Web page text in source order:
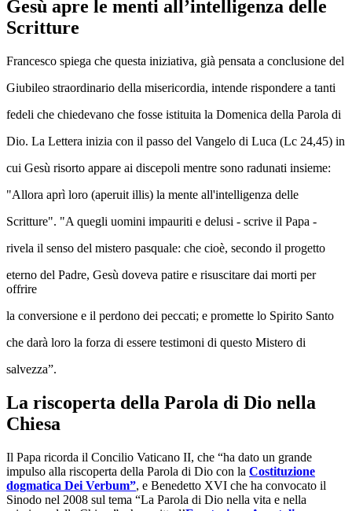
Gesù apre le menti all’intelligenza delle
Scritture
Francesco spiega che questa iniziativa, già pensata a conclusione del
Giubileo straordinario della misericordia, intende rispondere a tanti
fedeli che chiedevano che fosse istituita la Domenica della Parola di
Dio. La Lettera inizia con il passo del Vangelo di Luca (Lc 24,45) in
cui Gesù risorto appare ai discepoli mentre sono radunati insieme:
"Allora aprì loro (aperuit illis) la mente all'intelligenza delle
Scritture". "A quegli uomini impauriti e delusi - scrive il Papa -
rivela il senso del mistero pasquale: che cioè, secondo il progetto
eterno del Padre, Gesù doveva patire e risuscitare dai morti per
offrire
la conversione e il perdono dei peccati; e promette lo Spirito Santo
che darà loro la forza di essere testimoni di questo Mistero di
salvezza”.
La riscoperta della Parola di Dio nella
Chiesa
Il Papa ricorda il Concilio Vaticano II, che “ha dato un grande
impulso alla riscoperta della Parola di Dio con la Costituzione
dogmatica Dei Verbum”, e Benedetto XVI che ha convocato il
Sinodo nel 2008 sul tema “La Parola di Dio nella vita e nella